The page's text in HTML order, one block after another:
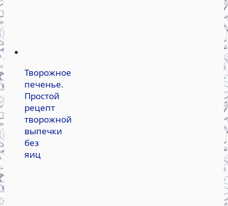
Творожное
печенье.
Простой
рецепт
творожной
выпечки
без
яиц